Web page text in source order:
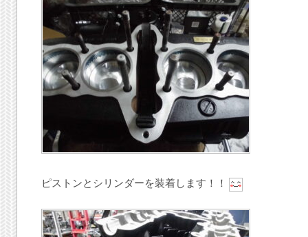
ピストンとシリンダーを装着します！！